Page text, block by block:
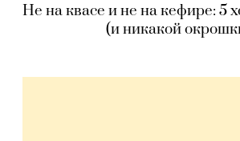
Не на квасе и не на кефире: 5
(и никакой